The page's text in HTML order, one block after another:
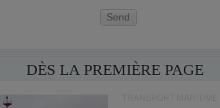
Send
DÈS LA PREMIÈRE PAGE